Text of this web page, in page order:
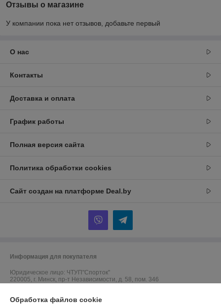
Отзывы о магазине
У компании пока нет отзывов, добавьте первый
О нас
Контакты
Доставка и оплата
График работы
Полная версия сайта
Политика обработки cookies
Сайт создан на платформе Deal.by
Информация для покупателя
Юридическое лицо: ЧТУП"Спорток"
220005, г. Минск, пр-т Независимости, д. 58, пом. 346
Обработка файлов cookie